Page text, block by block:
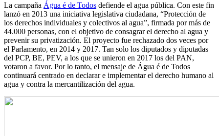
La campaña Água é de Todos defiende el agua pública. Con este fin
lanzó en 2013 una iniciativa legislativa ciudadana, “Protección de
los derechos individuales y colectivos al agua”, firmada por más de
44.000 personas, con el objetivo de consagrar el derecho al agua y
prevenir su privatización. El proyecto fue rechazado dos veces por
el Parlamento, en 2014 y 2017. Tan solo los diputados y diputadas
del PCP, BE, PEV, a los que se unieron en 2017 los del PAN,
votaron a favor. Por lo tanto, el mensaje de Água é de Todos
continuará centrado en declarar e implementar el derecho humano al
agua y contra la mercantilización del agua.